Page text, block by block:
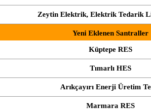
Zeytin Elektrik, Elektrik Tedarik
Yeni Eklenen Santraller
Küptepe RES
Tımarlı HES
Arıkçayırı Enerji Üretim
Marmara RES